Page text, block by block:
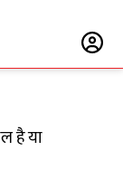
है या